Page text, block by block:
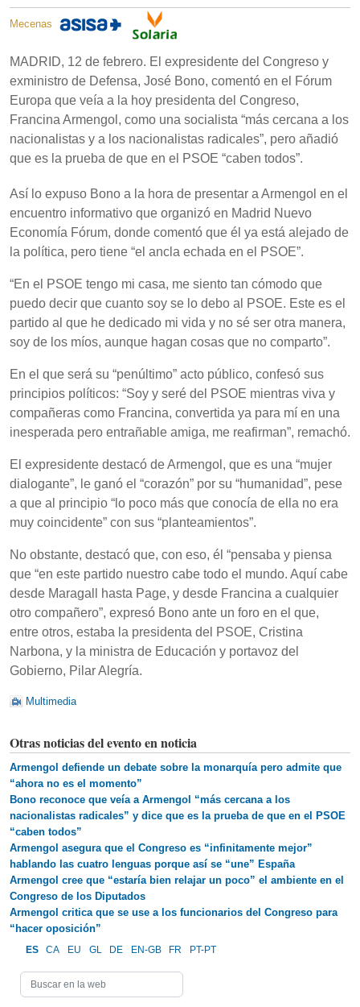
Mecenas
MADRID, 12 de febrero. El expresidente del Congreso y
exministro de Defensa, José Bono, comentó en el Fórum
Europa que veía a la hoy presidenta del Congreso,
Francina Armengol, como una socialista “más cercana a los
nacionalistas y a los nacionalistas radicales”, pero añadió
que es la prueba de que en el PSOE “caben todos”.
Así lo expuso Bono a la hora de presentar a Armengol en el
encuentro informativo que organizó en Madrid Nuevo
Economía Fórum, donde comentó que él ya está alejado de
la política, pero tiene “el ancla echada en el PSOE”.
“En el PSOE tengo mi casa, me siento tan cómodo que
puedo decir que cuanto soy se lo debo al PSOE. Este es el
partido al que he dedicado mi vida y no sé ser otra manera,
soy de los míos, aunque hagan cosas que no comparto”.
En el que será su “penúltimo” acto público, confesó sus
principios políticos: “Soy y seré del PSOE mientras viva y
compañeras como Francina, convertida ya para mí en una
inesperada pero entrañable amiga, me reafirman”, remachó.
El expresidente destacó de Armengol, que es una “mujer
dialogante”, le ganó el “corazón” por su “humanidad”, pese
a que al principio “lo poco más que conocía de ella no era
muy coincidente” con sus “planteamientos”.
No obstante, destacó que, con eso, él “pensaba y piensa
que “en este partido nuestro cabe todo el mundo. Aquí cabe
desde Maragall hasta Page, y desde Francina a cualquier
otro compañero”, expresó Bono ante un foro en el que,
entre otros, estaba la presidenta del PSOE, Cristina
Narbona, y la ministra de Educación y portavoz del
Gobierno, Pilar Alegría.
Multimedia
Otras noticias del evento en noticia
Armengol defiende un debate sobre la monarquía pero admite que
“ahora no es el momento”
Bono reconoce que veía a Armengol “más cercana a los
nacionalistas radicales” y dice que es la prueba de que en el PSOE
“caben todos”
Armengol asegura que el Congreso es “infinitamente mejor”
hablando las cuatro lenguas porque así se “une” España
Armengol cree que “estaría bien relajar un poco” el ambiente en el
Congreso de los Diputados
Armengol critica que se use a los funcionarios del Congreso para
“hacer oposición”
ES CA EU GL DE EN-GB FR PT-PT